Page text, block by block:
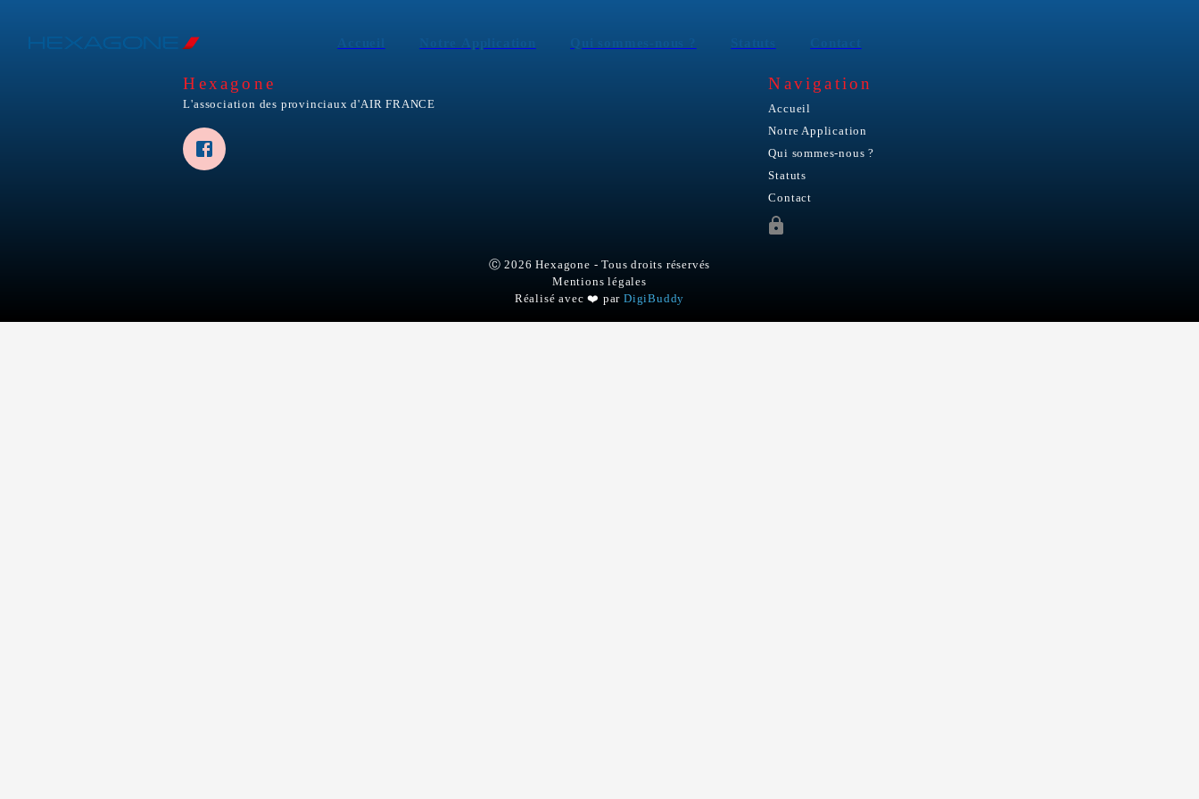
Hexagone
L'association des provinciaux d'AIR FRANCE
Navigation
Accueil
Notre Application
Qui sommes-nous ?
Statuts
Contact
Ⓒ2026 Hexagone -Tous droits réservés
Mentions légales
Réalisé avec ❤️ par DigiBuddy